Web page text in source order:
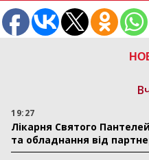
19:27
Лікарня Святого
та обладнання від